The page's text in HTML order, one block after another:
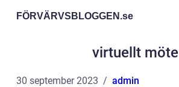
FÖRVÄRVSBLOGGEN.se
virtuellt möte
30 september 2023 admin